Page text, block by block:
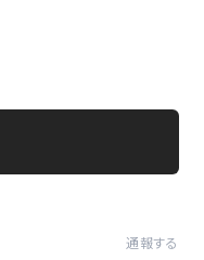
通報する